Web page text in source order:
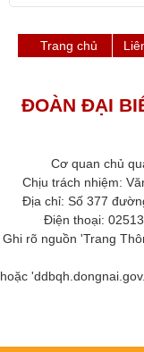
Trang chủ
ĐOÀN ĐẠI
Cơ quan chủ
Chịu trách nhiệm:
Địa chỉ: Số 377
Điện thoại:
Ghi rõ nguồn 'Trang
hoặc